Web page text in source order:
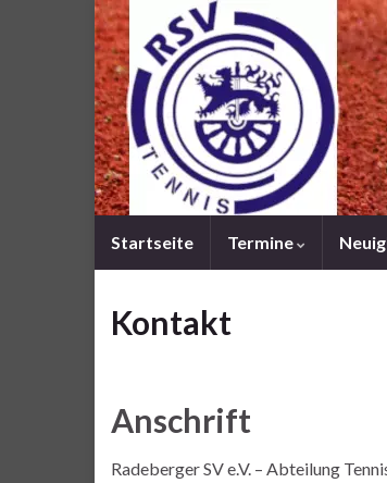
Startseite Termine
Kontakt
Anschrift
Radeberger SV e.V. – Abteilung